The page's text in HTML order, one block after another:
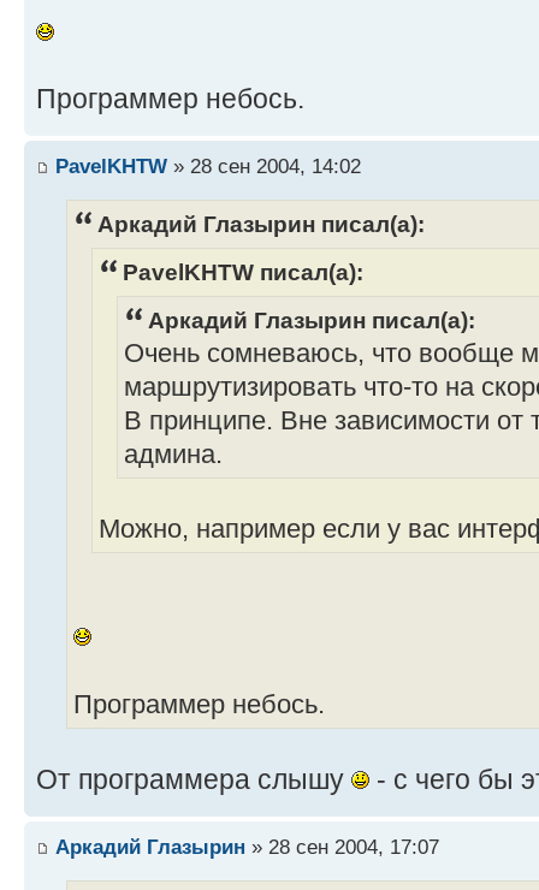
Программер небось.
PavelKHTW » 28 сен 2004, 14:02
Аркадий Глазырин писал(а):
PavelKHTW писал(а):
Аркадий Глазырин писал(а):
Очень сомневаюсь, что вообще
маршрутизировать что-то на
В принципе. Вне зависимости от
админа.
Можно, например если у вас
Программер небось.
От программера слышу - с чего бы
Аркадий Глазырин » 28 сен 2004, 17:07